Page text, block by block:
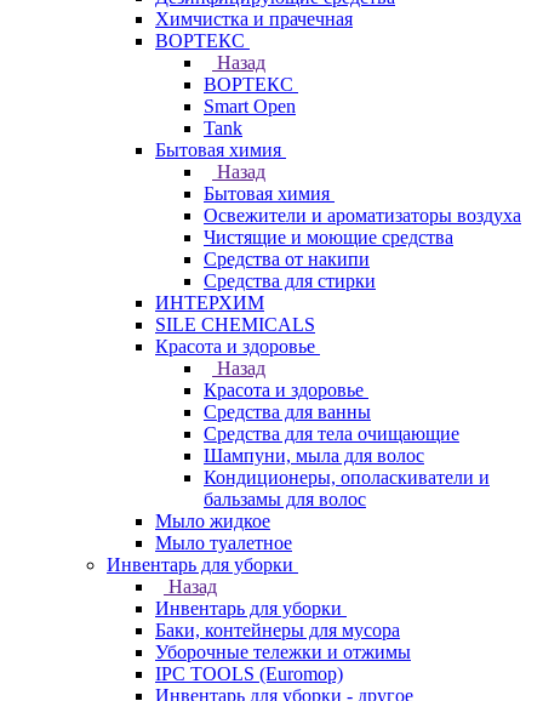
Химчистка и прачечная
ВОРТЕКС
Назад
ВОРТЕКС
Smart Open
Tank
Бытовая химия
Назад
Бытовая химия
Освежители и ароматизаторы воздуха
Чистящие и моющие средства
Средства от накипи
Средства для стирки
ИНТЕРХИМ
SILE CHEMICALS
Красота и здоровье
Назад
Красота и здоровье
Средства для ванны
Средства для тела очищающие
Шампуни, мыла для волос
Кондиционеры, ополаскиватели и
бальзамы для волос
Мыло жидкое
Мыло туалетное
Инвентарь для уборки
Назад
Инвентарь для уборки
Баки, контейнеры для мусора
Уборочные тележки и отжимы
IPC TOOLS (Euromop)
Инвентарь для уборки - другое